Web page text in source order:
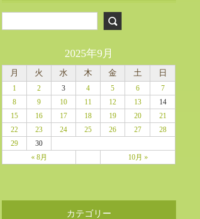
2025年9月
月 火 水 木 金 土 日
« 8月 10月 »
1 2 3 4 5 6
7
8
9 10 11 12 13
14
15
16 17 18 19 20
21
22
23 24 25 26 27
28
29
30
カテゴリー